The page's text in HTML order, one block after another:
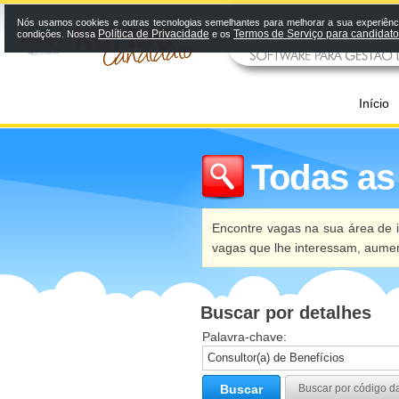
Início
Todas
Encontre vagas na sua área
vagas que lhe interessam,
Buscar por detalhes
Palavra-chave:
Buscar Buscar por código
Nós usamos cookies e outras tecnologias semelhantes para melhorar a sua
condições. Nossa Política de Privacidade e os Termos de Serviço para